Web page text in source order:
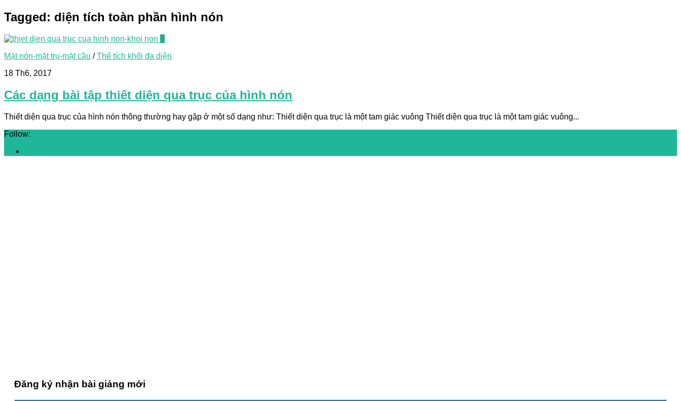
Tagged: diện tích toàn phần hình nón
Mặt nón-mặt trụ-mặt cầu /Thể tích khối đa diện
18 Th6, 2017
Các dạng bài tập thiết diện qua trục của hình nón
Thiết diện qua trục của hình nón thông thường hay gặp ở một số dạng như: Thiết diện qua trục là một tam giác vuông Thiết diện qua trục là một tam giác vuông...
Follow:
Đăng ký nhận bài giảng mới